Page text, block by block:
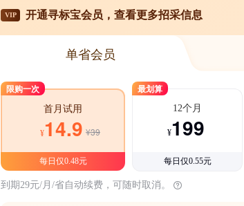
VIP 开通寻标宝会员，查看更多招采信息
单省会员
限购一次
首月试用
¥14.9 ¥39
每日仅0.48元
最划算
12个月
¥199
每日仅0.55元
到期29元/月/省自动续费，可随时取消。